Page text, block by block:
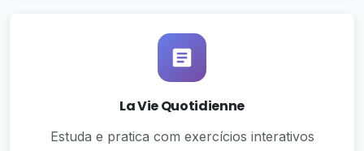
La Vie Quotidienne
Estuda e pratica com exercícios interativos